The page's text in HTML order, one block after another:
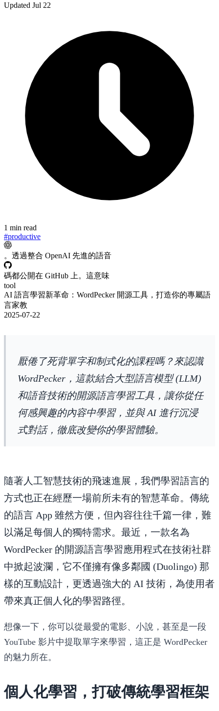
Updated Jul 22
1 min read
#productive
。透過整合 OpenAI 先進的語音
碼都公開在 GitHub 上。這意味
tool
AI 語言學習新革命：WordPecker 開源工具，打造你的專屬語
言家教
2025-07-22
厭倦了死背單字和制式化的課程嗎？來認識
WordPecker，這款結合大型語言模型 (LLM)
和語音技術的開源語言學習工具，讓你從任
何感興趣的內容中學習，並與 AI 進行沉浸
式對話，徹底改變你的學習體驗。
隨著人工智慧技術的飛速進展，我們學習語言的
方式也正在經歷一場前所未有的智慧革命。傳統
的語言 App 雖然方便，但內容往往千篇一律，難
以滿足每個人的獨特需求。最近，一款名為
WordPecker 的開源語言學習應用程式在技術社群
中掀起波瀾，它不僅擁有像多鄰國 (Duolingo) 那
樣的互動設計，更透過強大的 AI 技術，為使用者
帶來真正個人化的學習路徑。
想像一下，你可以從最愛的電影、小說，甚至是一段
YouTube 影片中提取單字來學習，這正是 WordPecker
的魅力所在。
個人化學習，打破傳統學習框架